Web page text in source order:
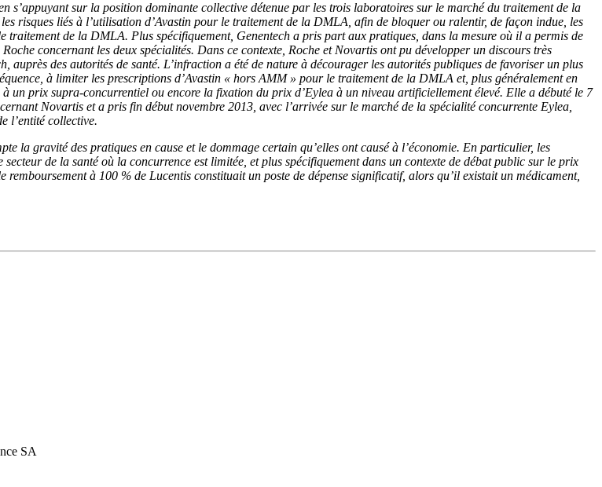
s’appuyant sur la position dominante collective détenue par les trois laboratoires sur le marché du traitement de la
risques liés à l’utilisation d’Avastin pour le traitement de la DMLA, afin de bloquer ou ralentir, de façon indue, les
de la DMLA. Plus spécifiquement, Genentech a pris part aux pratiques, dans la mesure où il a permis de
concernant les deux spécialités. Dans ce contexte, Roche et Novartis ont pu développer un discours très
des autorités de santé. L’infraction a été de nature à décourager les autorités publiques de favoriser un plus
à limiter les prescriptions d’Avastin « hors AMM » pour le traitement de la DMLA et, plus généralement en
un prix supra-concurrentiel ou encore la fixation du prix d’Eylea à un niveau artificiellement élevé. Elle a débuté le 7
Novartis et a pris fin début novembre 2013, avec l’arrivée sur le marché de la spécialité concurrente Eylea,
l’entité collective.
la gravité des pratiques en cause et le dommage certain qu’elles ont causé à l’économie. En particulier, les
de la santé où la concurrence est limitée, et plus spécifiquement dans un contexte de débat public sur le prix
à 100 % de Lucentis constituait un poste de dépense significatif, alors qu’il existait un médicament,
SA